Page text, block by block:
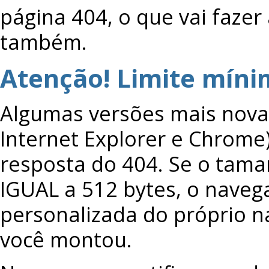
página 404, o que vai
também.
Atenção! Limite
Algumas versões mais
Internet Explorer e
resposta do 404. Se o
IGUAL a 512 bytes, o
personalizada do próprio
você montou.